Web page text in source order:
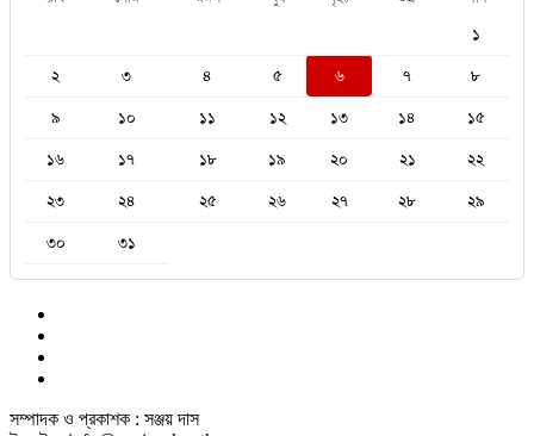
১
২
৩ ৪ ৫ ৬ ৭
৮
৯
১০ ১১ ১২ ১৩ ১৪
১৫
১৬
১৭ ১৮ ১৯ ২০ ২১
২২
২৩
২৪ ২৫ ২৬ ২৭ ২৮
২৯
৩০
৩১
সম্পাদক ও প্রকাশক : সঞ্জয় দাস